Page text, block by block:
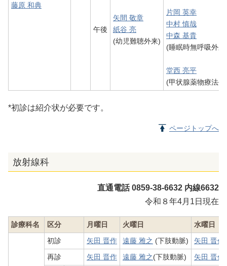
藤原 和典
午後
矢間 敬章
紙谷 亮
(幼児難聴外来)
片岡 英幸
中村 慎哉
中森 基貴
(睡眠時無呼吸外来
堂西 亮平
(甲状腺薬物療法
*初診は紹介状が必要です。
ページトップへ
放射線科
直通電話 0859-38-6632 内線6632
令和８年4月1日現在
診療科名 区分 月曜日 火曜日 水曜日
初診 矢田 晋作 遠藤 雅之 (下肢動脈)
矢田 晋作
再診
矢田 晋作 遠藤 雅之(下肢動脈) 矢田 晋作